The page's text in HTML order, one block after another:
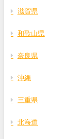
滋賀県
和歌山県
奈良県
沖縄
三重県
北海道